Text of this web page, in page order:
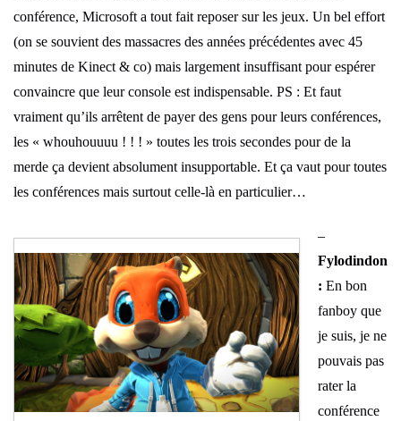
conférence, Microsoft a tout fait reposer sur les jeux. Un bel effort
(on se souvient des massacres des années précédentes avec 45
minutes de Kinect & co) mais largement insuffisant pour espérer
convaincre que leur console est indispensable. PS : Et faut
vraiment qu’ils arrêtent de payer des gens pour leurs conférences,
les « whouhouuuu ! ! ! » toutes les trois secondes pour de la
merde ça devient absolument insupportable. Et ça vaut pour toutes
les conférences mais surtout celle-là en particulier…
–
Fylodindon
: En bon
fanboy que
je suis, je ne
pouvais pas
rater la
conférence